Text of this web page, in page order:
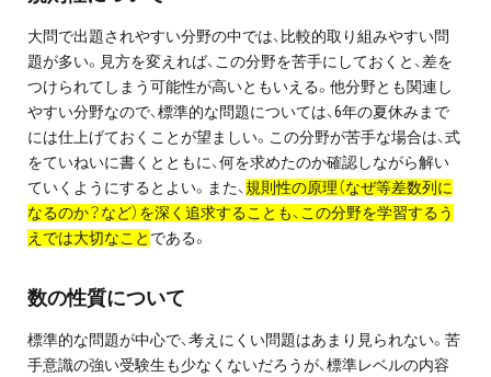
プロ教師が届ける
公式LINE＠
0120-11-3967
大問で出題されやすい分野の中では、比較的取り組みやすい問
題が多い。見方を変えれば、この分野を苦手にしておくと、差を
つけられてしまう可能性が高いともいえる。他分野とも関連し
やすい分野なので、標準的な問題については、6年の夏休みまで
には仕上げておくことが望ましい。この分野が苦手な場合は、式
をていねいに書くとともに、何を求めたのか確認しながら解い
ていくようにするとよい。また、規則性の原理（なぜ等差数列に
なるのか？など）を深く追求することも、この分野を学習するう
えでは大切なこと である。
数の性質について
標準的な問題が中心で、考えにくい問題はあまり見られない。苦
手意識の強い受験生も少なくないだろうが、標準レベルの内容